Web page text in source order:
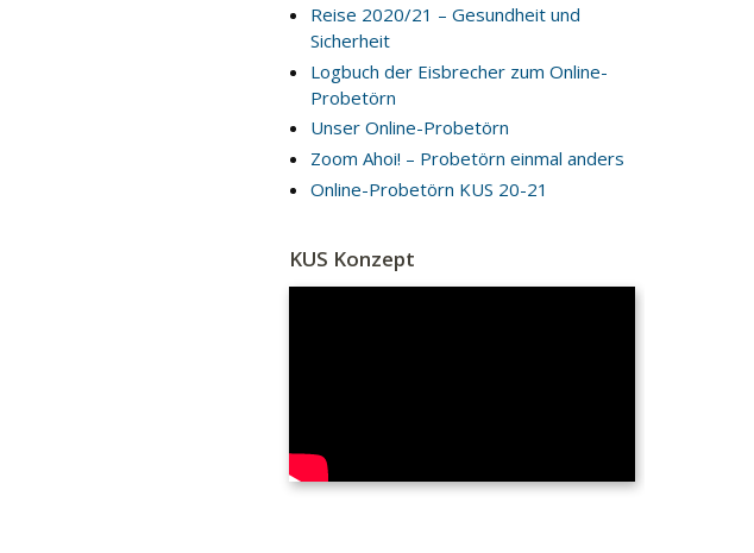
Reise 2020/21 – Gesundheit und
Sicherheit
Logbuch der Eisbrecher zum Online-
Probetörn
Unser Online-Probetörn
Zoom Ahoi! – Probetörn einmal anders
Online-Probetörn KUS 20-21
KUS Konzept